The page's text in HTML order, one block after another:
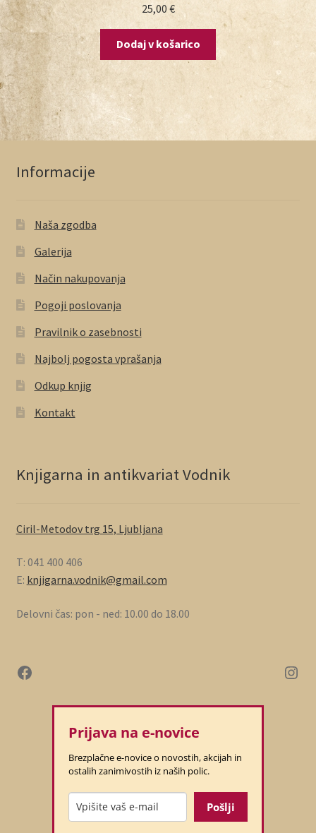
25,00 €
Dodaj v košarico
Informacije
Naša zgodba
Galerija
Način nakupovanja
Pogoji poslovanja
Pravilnik o zasebnosti
Najbolj pogosta vprašanja
Odkup knjig
Kontakt
Knjigarna in antikvariat Vodnik
Ciril-Metodov trg 15, Ljubljana
T: 041 400 406
E: knjigarna.vodnik@gmail.com
Delovni čas: pon - ned: 10.00 do 18.00
Prijava na e-novice
Brezplačne e-novice o novostih, akcijah in
ostalih zanimivostih iz naših polic.
Pošlji